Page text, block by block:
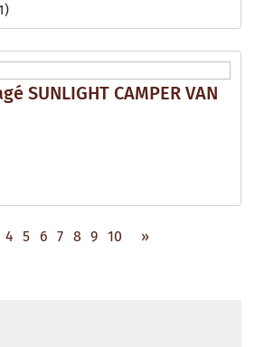
SUNLIGHT CAMPER VAN
4 5 6 7 8 9 10 »